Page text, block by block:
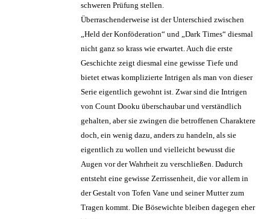
schweren Prüfung stellen.
Überraschenderweise ist der Unterschied zwischen
„Held der Konföderation“ und „Dark Times“ diesmal
nicht ganz so krass wie erwartet. Auch die erste
Geschichte zeigt diesmal eine gewisse Tiefe und
bietet etwas komplizierte Intrigen als man von dieser
Serie eigentlich gewohnt ist. Zwar sind die Intrigen
von Count Dooku überschaubar und verständlich
gehalten, aber sie zwingen die betroffenen Charaktere
doch, ein wenig dazu, anders zu handeln, als sie
eigentlich zu wollen und vielleicht bewusst die
Augen vor der Wahrheit zu verschließen. Dadurch
entsteht eine gewisse Zerrissenheit, die vor allem in
der Gestalt von Tofen Vane und seiner Mutter zum
Tragen kommt. Die Bösewichte bleiben dagegen eher